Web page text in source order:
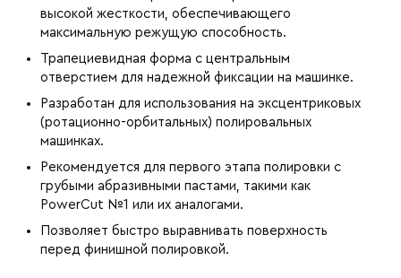
высокой жесткости, обеспечивающего
максимальную режущую способность.
Трапециевидная форма с центральным
отверстием для надежной фиксации на машинке.
Разработан для использования на эксцентриковых
(ротационно-орбитальных) полировальных
машинках.
Рекомендуется для первого этапа полировки с
грубыми абразивными пастами, такими как
PowerCut №1 или их аналогами.
Позволяет быстро выравнивать поверхность
перед финишной полировкой.